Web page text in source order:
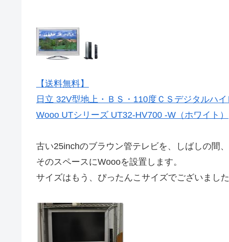
【送料無料】
日立 32V型地上・ＢＳ・110度ＣＳデジタルハ
Wooo UTシリーズ UT32-HV700 -W（ホワイト）
古い25inchのブラウン管テレビを、しばしの間、
そのスペースにWoooを設置します。
サイズはもう、ぴったんこサイズでございました